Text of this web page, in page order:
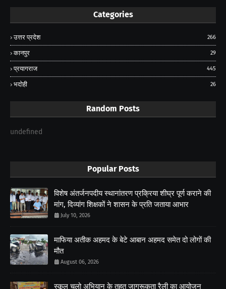
Categories
उत्तर प्रदेश 266
कानपुर 29
प्रयागराज 445
भदोही 26
Random Posts
undefined
Popular Posts
विशेष अंतर्जनपदीय स्थानांतरण प्रक्रिया शीघ्र पूर्ण कराने की
मांग, दिव्यांग शिक्षकों ने शासन के प्रति जताया आभार
July 10, 2026
माफिया अतीक अहमद के बेटे आबान अहमद समेत दो लोगों की
मौत
August 06, 2026
स्कूल चलो अभियान के तहत जागरूकता रैली का आयोजन